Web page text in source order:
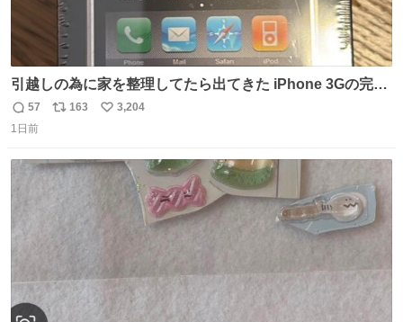
引越しの為に家を整理してたら出てきた iPhone 3Gの完全
未開封品 かなり前に楽天だかで買った多分未使用のデモ機
で-が出るのだと思うんだよね ヤフオクで売れてない190万
本初のモデルではあるけど´д` ; #Apple #iPhone3G
返
信
57
リ
ト
数
163
い
3,204
1日前